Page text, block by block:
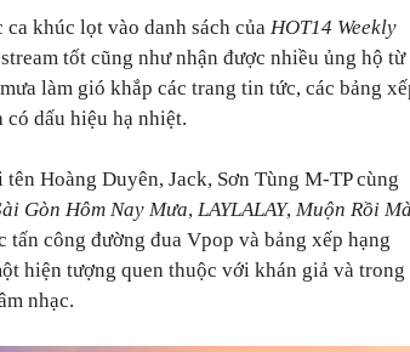
khúc lọt vào danh sách của
HOT14 Weekly
tốt cũng như nhận được nhiều ủng hộ từ
làm gió khắp các trang tin tức, các bảng xếp
dấu hiệu hạ nhiệt.
Hoàng Duyên, Jack, Sơn Tùng M-TP cùng
Gòn Hôm Nay Mưa LAYLALAY, Muộn Rồi Mà
tấn công đường đua Vpop và bảng xếp hạng
hiện tượng quen thuộc với khán giả và trong
nhạc.